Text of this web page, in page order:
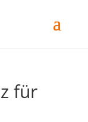
für